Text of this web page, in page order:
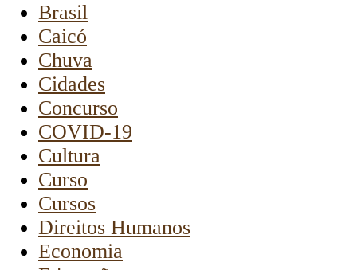
Brasil
Caicó
Chuva
Cidades
Concurso
COVID-19
Cultura
Curso
Cursos
Direitos Humanos
Economia